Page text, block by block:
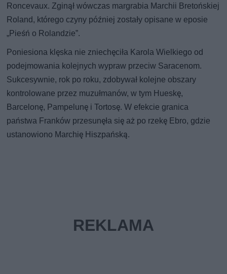
Roncevaux. Zginął wówczas margrabia Marchii Bretońskiej
Roland, którego czyny później zostały opisane w eposie
„Pieśń o Rolandzie”.
Poniesiona klęska nie zniechęciła Karola Wielkiego od
podejmowania kolejnych wypraw przeciw Saracenom.
Sukcesywnie, rok po roku, zdobywał kolejne obszary
kontrolowane przez muzułmanów, w tym Hueskę,
Barcelonę, Pampelunę i Tortosę. W efekcie granica
państwa Franków przesunęła się aż po rzekę Ebro, gdzie
ustanowiono Marchię Hiszpańską.